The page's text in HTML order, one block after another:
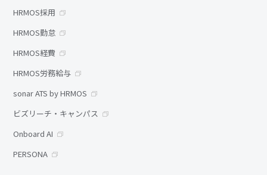
HRMOS採用
HRMOS勤怠
HRMOS経費
HRMOS労務給与
sonar ATS by HRMOS
ビズリーチ・キャンパス
Onboard AI
PERSONA